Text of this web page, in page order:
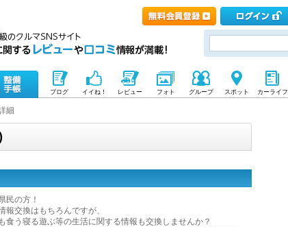
ブログ イイね！ レビュー フォト グループ スポット カーライフ
細
民の方！
報交換はもちろんですが、
食う寝る遊ぶ等の生活に関する情報も交換しませんか？